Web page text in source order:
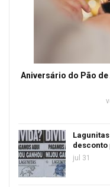
Aniversário do Pão
desconto
jul 31